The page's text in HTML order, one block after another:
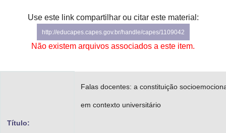
Secretaria de Governo
Gabinete de Segurança Institucional
Use este link compartilhar ou citar este material:
http://educapes.capes.gov.br/handle/capes/1109042
Não existem arquivos associados a este item.
Título:
Falas docentes: a constituição
em contexto universitário